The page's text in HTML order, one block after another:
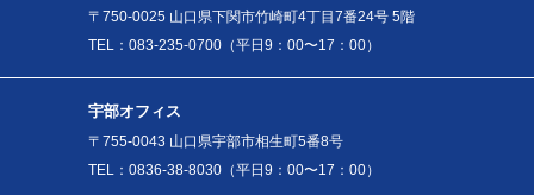
〒750-0025 山口県下関市竹崎町4丁目7番24号 5階
TEL：083-235-0700（平日9：00〜17：00）
宇部オフィス
〒755-0043 山口県宇部市相生町5番8号
TEL：0836-38-8030（平日9：00〜17：00）